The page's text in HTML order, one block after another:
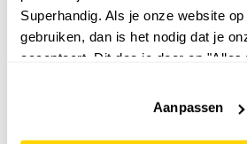
Superhandig. Als je onze website
gebruiken, dan is het nodig dat je
accepteert. Dit doe je door op "Alles
website niet optimaal functioneert.
Aanpassen